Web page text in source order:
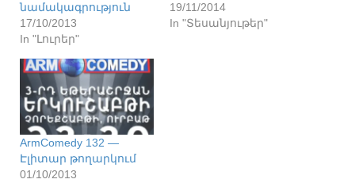
նամակագրություն
17/10/2013
In "Լուրեր"
19/11/2014
In "Տեսանյութեր"
ArmComedy 132 —
Էլիտար թողարկում
01/10/2013